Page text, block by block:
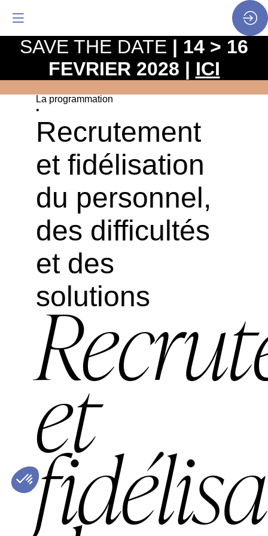
La programmation
•
Recrutement
et fidélisation
du personnel,
des difficultés
et des
solutions
et
SAVE THE DATE | 14 > 16
FEVRIER 2028 | ICI